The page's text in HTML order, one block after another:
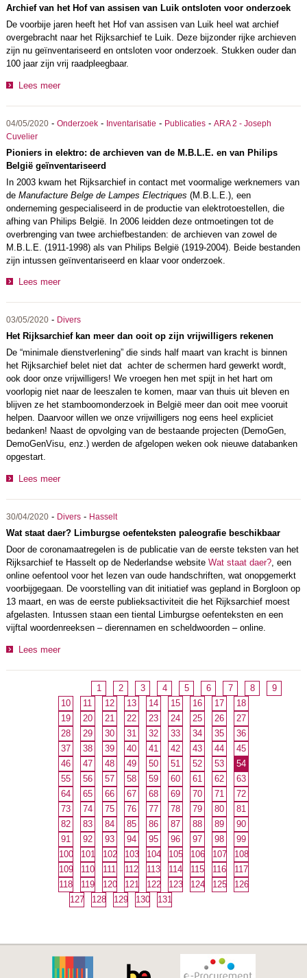
Archief van het Hof van assisen van Luik ontsloten voor onderzoek
De voorbije jaren heeft het Hof van assisen van Luik heel wat archief
overgebracht naar het Rijksarchief te Luik. Deze bijzonder rijke archieven
zijn nu geïnventariseerd en ontsloten voor onderzoek. Stukken ouder dan
100 jaar zijn vrij raadpleegbaar.
Lees meer
04/05/2020- Onderzoek- Inventarisatie - Publicaties- ARA 2 - Joseph
Cuvelier
Pioniers in elektro: de archieven van de M.B.L.E. en van Philips
België geïnventariseerd
In 2003 kwam het Rijksarchief in contact met voormalige werknemers van
de Manufacture Belge de Lampes Electriques (M.B.L.E.), een
onderneming gespecialiseerd in de productie van elektrotoestellen, die
afhing van Philips België. In 2006 leidden deze ontmoetingen tot de
overbrenging van twee archiefbestanden: de archieven van zowel de
M.B.L.E. (1911-1998) als van Philips België (1919-2004). Beide bestanden
zijn intussen geïnventariseerd en klaar voor onderzoek.
Lees meer
03/05/2020- Divers
Het Rijksarchief kan meer dan ooit op zijn vrijwilligers rekenen
De “minimale dienstverlening” die sinds half maart van kracht is binnen
het Rijksarchief belet niet dat achter de schermen hard gewerkt wordt,
ook door onze vrijwilligers! We vroegen hen met spijt in het hart om
voorlopig niet naar de leeszalen te komen, maar van thuis uit bleven en
blijven ze het stamboomonderzoek in België meer dan ooit mee vooruit
helpen. Daarvoor willen we onze vrijwilligers nog eens heel expliciet
bedanken! Naast de opvolging van de bestaande projecten (DemoGen,
DemoGenVisu, enz.) werden de afgelopen weken ook nieuwe databanken
opgestart.
Lees meer
30/04/2020- Divers- Hasselt
Wat staat daer? Limburgse oefenteksten paleografie beschikbaar
Door de coronamaatregelen is de publicatie van de eerste teksten van het
Rijksarchief te Hasselt op de Nederlandse website Wat staat daer?, een
online oefentool voor het lezen van oude handschriften, wat onopgemerkt
voorbijgegaan. De voorstelling van dit initiatief was gepland in Borgloon op
13 maart, en was de eerste publieksactiviteit die het Rijksarchief moest
afgelasten. Intussen staan een tiental Limburgse oefenteksten en een
vijftal woordenreeksen – dierennamen en scheldwoorden – online.
Lees meer
1 2 3 4 5 6 7 8
9
10
11 12 13 14 15 16 17
18
19
20 21 22 23 24 25 26
27
28
29 30 31 32 33 34 35
36
37
38 39 40 41 42 43 44
45
46
47 48 49 50 51 52 53
54
55
56 57 58 59 60 61 62
63
64
65 66 67 68 69 70 71
72
73
74 75 76 77 78 79 80
81
82
83 84 85 86 87 88 89
90
91
92 93 94 95 96 97 98
99
100
101 102 103 104 105 106 107
108
109
110 111 112 113 114 115 116
117
118
119 120 121 122 123 124 125
126
127
128 129 130 131